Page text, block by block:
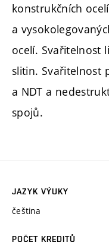
konstrukčních
a
ocelí. Svařitelnost
slitin. Svařitelnost
a NDT a
spojů.
JAZYK VÝUKY
čeština
POČET KREDITŮ